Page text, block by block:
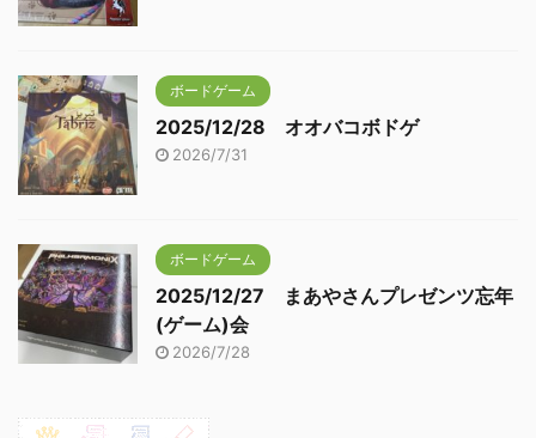
ボードゲーム
2025/12/28 オオバコボドゲ
2026/7/31
ボードゲーム
2025/12/27 まあやさんプレゼンツ忘年
(ゲーム)会
2026/7/28